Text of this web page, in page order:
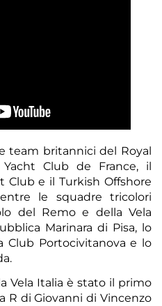
team britannici del Royal
Club de France, il
Club e il Turkish Offshore
le squadre tricolori
del Remo e della Vela
Marinara di Pisa, lo
Club Portocivitanova e lo
Vela Italia è stato il primo
R di Giovanni di Vincenzo